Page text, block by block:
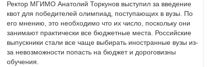
Ректор МГИМО Анатолий Торкунов выступил за введение
квот для победителей олимпиад, поступающих в вузы. По
его мнению, это необходимо что их число, поскольку они
занимают практически все бюджетные места. Российские
выпускники стали все чаще выбирать иностранные вузы из-
за невозможности попасть на бюджет и дороговизны
обучения.